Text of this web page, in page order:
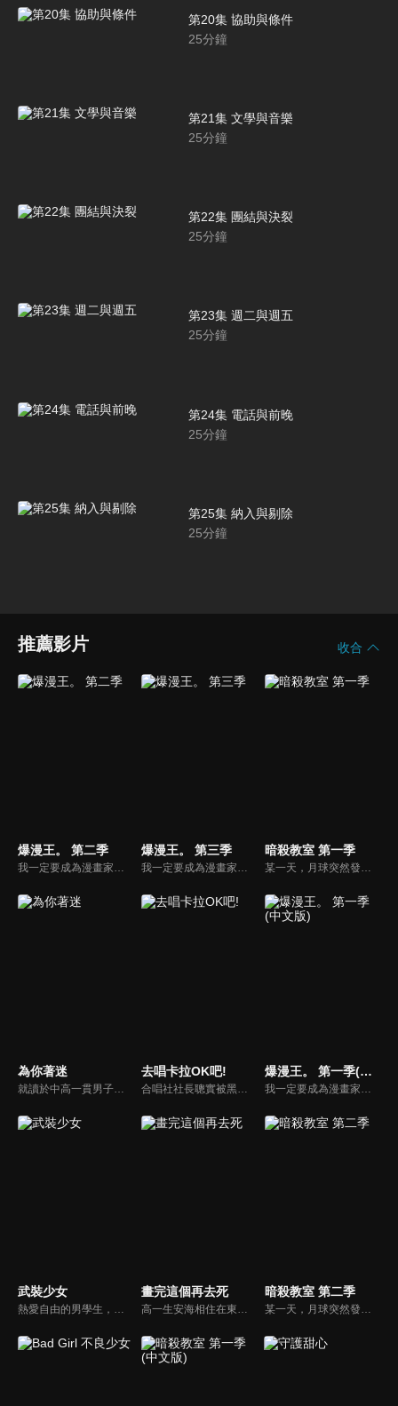
第20集 協助與條件
25分鐘
第21集 文學與音樂
25分鐘
第22集 團結與決裂
25分鐘
第23集 週二與週五
25分鐘
第24集 電話與前晚
25分鐘
第25集 納入與剔除
25分鐘
推薦影片 收合
爆漫王。 第二季
我一定要成為漫畫家！中學三年級生的真城最高，擁有驚人的繪畫天份。真城一直暗戀班上的美少女──亞豆美保，在一次偶然的機會，真城向亞豆告白，如果自己的漫畫有朝一日改編成動畫，兩人就結婚。在亞豆接受真城告白的同時，真城決定與同學高木以亞城木夢葉為筆名出道，一同闖盪競爭激烈的漫畫市場。
爆漫王。 第三季
我一定要成為漫畫家！中學三年級生的真城最高，擁有驚人的繪畫天份。真城一直暗戀班上的美少女──亞豆美保，在一次偶然的機會，真城向亞豆告白，如果自己的漫畫有朝一日改編成動畫，兩人就結婚。在亞豆接受真城告白的同時，真城決定與同學高木以亞城木夢葉為筆名出道，一同闖盪競爭激烈的漫畫市場。
暗殺教室 第一季
某一天，月球突然發生爆炸，約有七成都蒸發掉了。自稱是犯人，還揚言明年三月連地球也要炸掉的超生物，不知為何來到椚丘國中三年E班擔任老師。各國元首都無法殺了它，只好委託椚丘國中三年E班的學生，酬勞是一百億日圓！他們能否再畢業前解決「殺老師」…？
為你著迷 去唱卡拉OK吧!
合唱社社長聰實被黑道流氓成田狂兒纏上，並拜託他教導自己唱歌，沒想到兩人之間也漸漸地孕育出了奇妙的友誼。
爆漫王。 第一季(中文版)
武裝少女
熱愛自由的男學生，納村不道某日轉學至「愛地共生學園」。這是一個由武裝女學生鐵血統治男學生的地方！納村面對凌駕於統領學園的古流劍術士「天下五劍」之上的某人，將赤手空拳去面對命運…學園叛逆戰鬥動作片，開幕！
畫完這個再去死
高一生安海相住在東京都離島・伊豆王島。非常喜歡閱讀漫畫的她，因為某個契機，開始萌生「創作」漫畫的念頭…少女踏出的漫畫創作之路，前方等待著她的會是！？熟悉卻又陌生的漫畫創作世界。孕育作品的苦澀與喜悅全都毫無保留地濃縮其中的漫畫浪漫成長故事！！！獻給所有熱愛漫畫的人！！
暗殺教室 第二季
某一天，月球突然發生爆炸，約有七成都蒸發掉了。自稱是犯人，還揚言明年三月連地球也要炸掉的超生物，不知為何來到椚丘國中三年E班擔任老師。各國元首都無法殺了它，只好委託椚丘國中三年E班的學生，酬勞是一百億日圓！他們能否再畢業前解決「殺老師」…？